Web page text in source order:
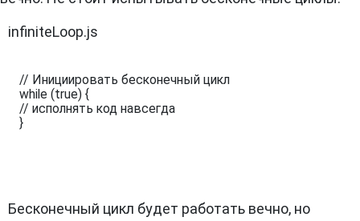
infiniteLoop.js
// Инициировать бесконечный цикл
while (true) {
// исполнять код навсегда
}
Бесконечный цикл будет работать вечно, но